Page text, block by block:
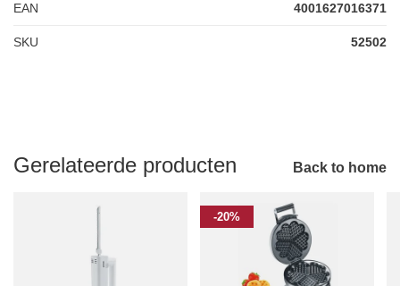
EAN 4001627016371
SKU 52502
Gerelateerde producten Back to home
-20%